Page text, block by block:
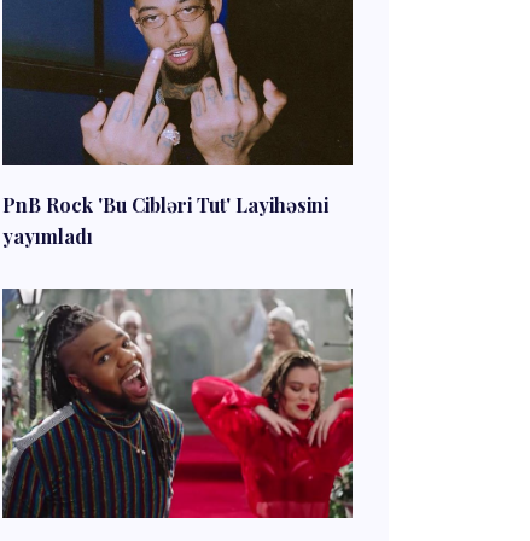
PnB Rock 'Bu Cibləri Tut' Layihəsini
yayımladı